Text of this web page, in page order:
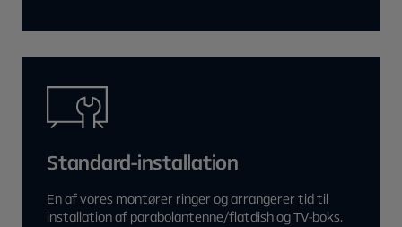
Standard-installation
En af vores montører ringer og arrangerer tid til
installation af parabolantenne/flatdish og TV-boks.